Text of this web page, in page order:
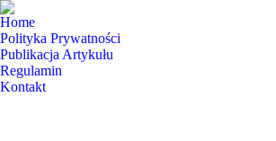
Home
Polityka Prywatności
Publikacja Artykułu
Regulamin
Kontakt